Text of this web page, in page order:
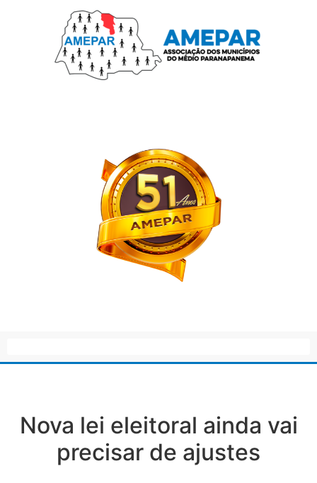
Nova lei eleitoral ainda vai
precisar de ajustes